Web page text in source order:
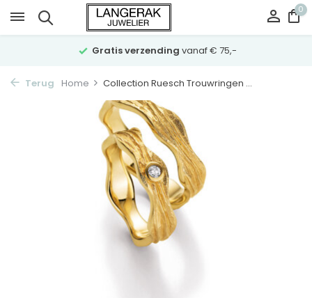
0
Gratis verzending vanaf € 75,-
Terug Home Collection Ruesch Trouwringen ...